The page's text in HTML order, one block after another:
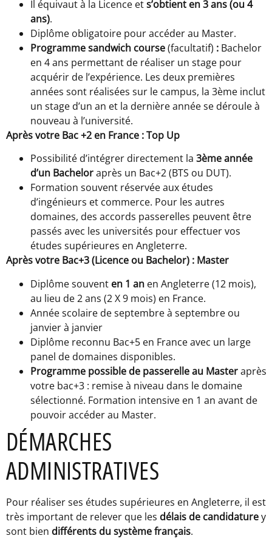
Il équivaut à la Licence ets’obtient en 3 ans (ou 4
ans).
Diplôme obligatoire pour accéder au Master.
Programme sandwich course(facultatif) : Bachelor
en 4 ans permettant de réaliser un stage pour
acquérir de l’expérience. Les deux premières
années sont réalisées sur le campus, la 3ème inclut
un stage d’un an et la dernière année se déroule à
nouveau à l’université.
Après votre Bac +2 en France : Top Up
Possibilité d’intégrer directement la 3ème année
d’un Bacheloraprès un Bac+2 (BTS ou DUT).
Formation souvent réservée aux études
d’ingénieurs et commerce. Pour les autres
domaines, des accords passerelles peuvent être
passés avec les universités pour effectuer vos
études supérieures en Angleterre.
Après votre Bac+3 (Licence ou Bachelor) : Master
Diplôme souvent en 1 an en Angleterre (12 mois),
au lieu de 2 ans (2 X 9 mois) en France.
Année scolaire de septembre à septembre ou
janvier à janvier
Diplôme reconnu Bac+5 en France avec un large
panel de domaines disponibles.
Programme possible de passerelle au Masteraprès
votre bac+3 : remise à niveau dans le domaine
sélectionné. Formation intensive en 1 an avant de
pouvoir accéder au Master.
DÉMARCHES
ADMINISTRATIVES
Pour réaliser ses études supérieures en Angleterre, il est
très important de relever que les délais de candidaturey
sont bien différents du système français.